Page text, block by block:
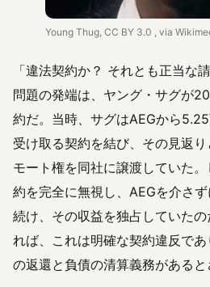
Young Thug, CC BY 3.0 , via
「違法契約か？ それとも正当な
問題の発端は、ヤング・サグが
約だ。当時、サグはAEGから
受け取る契約を結び、その見返
モート権を同社に譲渡していた
約を完全に無視し、AEGを介さ
続け、その収益を独占していた
れば、これは明確な契約違反で
の返還と負債の清算義務があると